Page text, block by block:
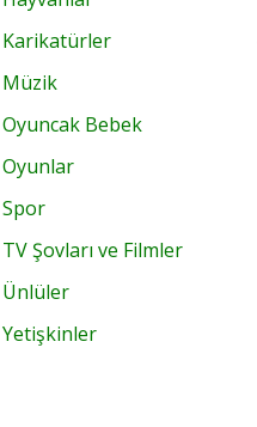
Karikatürler
Müzik
Oyuncak Bebek
Oyunlar
Spor
TV Şovları ve Filmler
Ünlüler
Yetişkinler